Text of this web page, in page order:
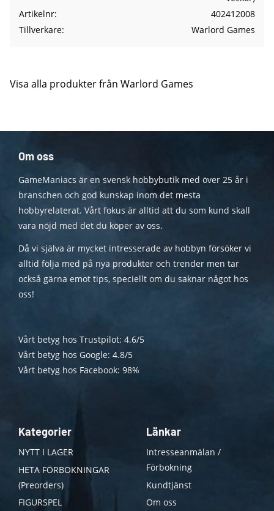
Artikelnr
402412008
Tillverkare
Warlord Games
Visa alla produkter från Warlord Games
Om oss
GameManiacs är en svensk hobbybutik med över 25 år i
branschen och god kunskap inom det mesta
hobbyrelaterat. Vårt fokus är alltid att du som kund skall
vara nöjd med det du köper av oss.
Då vi själva är mycket intresserade av hobbyn försöker vi
alltid följa med på nya produkter och trender men tar
också gärna emot tips, speciellt om du saknar något hos
oss!
Vårt betyg hos Trustpilot: 4.6/5
Vårt betyg hos Google: 4.8/5
Vårt betyg hos Facebook: 98%
Kategorier
NYTT I LAGER
HETA FÖRBOKNINGAR
(Preorders)
FIGURSPEL
Länkar
Intresseanmälan /
Förbokning
Kundtjänst
Om oss